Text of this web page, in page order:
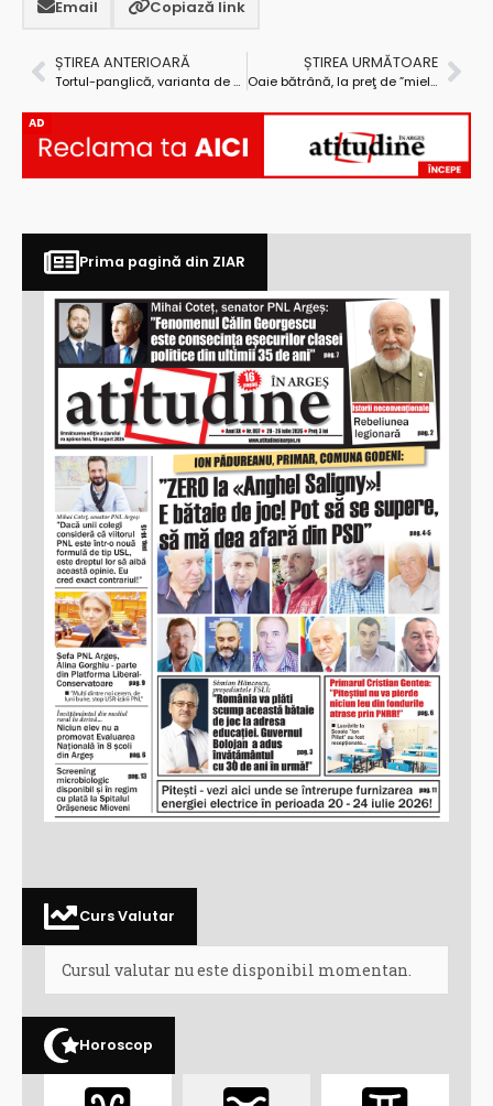
Email Copiază link
ȘTIREA ANTERIOARĂ
Tortul-panglică, varianta de succes a inaugurărilor în zile ploioase
ȘTIREA URMĂTOARE
Oaie bătrână, la preţ de ”mieluţ” – cumpărată tocmai de un consilier local al Piteștiului
AD
Prima pagină din ZIAR
Curs Valutar
Cursul valutar nu este disponibil momentan.
Horoscop